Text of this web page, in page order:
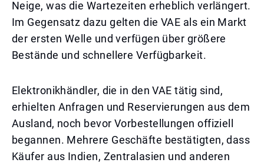
Neige, was die Wartezeiten erheblich verlängert.
Im Gegensatz dazu gelten die VAE als ein Markt
der ersten Welle und verfügen über größere
Bestände und schnellere Verfügbarkeit.
Elektronikhändler, die in den VAE tätig sind,
erhielten Anfragen und Reservierungen aus dem
Ausland, noch bevor Vorbestellungen offiziell
begannen. Mehrere Geschäfte bestätigten, dass
Käufer aus Indien, Zentralasien und anderen